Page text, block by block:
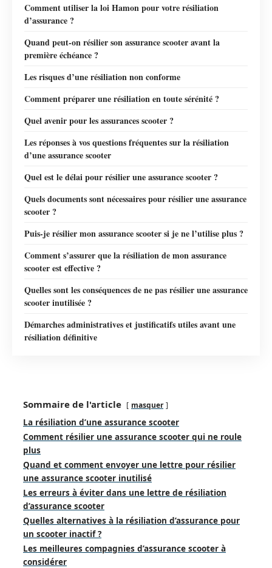
Comment utiliser la loi Hamon pour votre résiliation
d’assurance ?
Quand peut-on résilier son assurance scooter avant la
première échéance ?
Les risques d’une résiliation non conforme
Comment préparer une résiliation en toute sérénité ?
Quel avenir pour les assurances scooter ?
Les réponses à vos questions fréquentes sur la résiliation
d’une assurance scooter
Quel est le délai pour résilier une assurance scooter ?
Quels documents sont nécessaires pour résilier une assurance
scooter ?
Puis-je résilier mon assurance scooter si je ne l’utilise plus ?
Comment s’assurer que la résiliation de mon assurance
scooter est effective ?
Quelles sont les conséquences de ne pas résilier une assurance
scooter inutilisée ?
Démarches administratives et justificatifs utiles avant une
résiliation définitive
Sommaire de l'article masquer
La résiliation d’une assurance scooter
Comment résilier une assurance scooter qui ne roule
plus
Quand et comment envoyer une lettre pour résilier
une assurance scooter inutilisé
Les erreurs à éviter dans une lettre de résiliation
d’assurance scooter
Quelles alternatives à la résiliation d’assurance pour
un scooter inactif ?
Les meilleures compagnies d’assurance scooter à
considérer